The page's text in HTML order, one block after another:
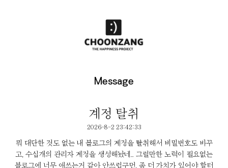
Message
계정 탈취
2026-8-2 23:42:33
뭐 대단한 것도 없는 내 블로그의 계정을 탈취해서 비밀번호도 바꾸
고, 수십개의 관리자 계정을 생성해놨네... 그럴만한 노력이 필요없는
블로그에 너무 애쓰는거 같아 안쓰럽구먼, 좀 더 가치가 있어야 할터